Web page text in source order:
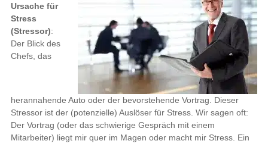
Ursache für
Stress
(Stressor):
Der Blick des
Chefs, das
herannahende Auto oder der bevorstehende Vortrag. Dieser
Stressor ist der (potenzielle) Auslöser für Stress. Wir sagen oft:
Der Vortrag (oder das schwierige Gespräch mit einem
Mitarbeiter) liegt mir quer im Magen oder macht mir Stress. Ein